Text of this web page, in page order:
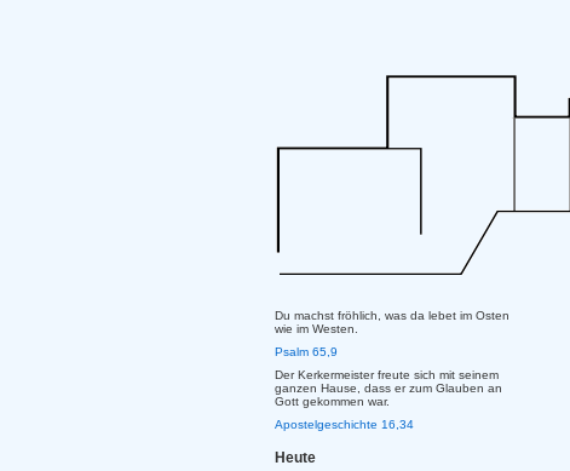
Du machst fröhlich, was da lebet im Osten
wie im Westen.
Psalm 65,9
Der Kerkermeister freute sich mit seinem
ganzen Hause, dass er zum Glauben an
Gott gekommen war.
Apostelgeschichte 16,34
Heute